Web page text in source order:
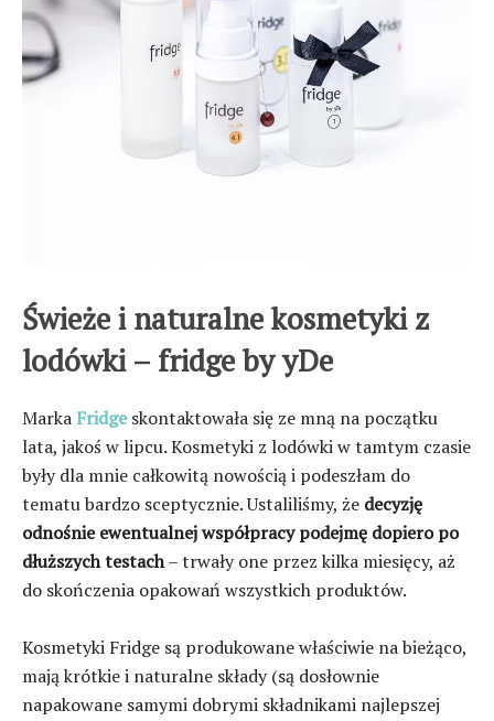
Świeże i naturalne kosmetyki z
lodówki – fridge by yDe
Marka Fridgeskontaktowała się ze mną na początku
lata, jakoś w lipcu. Kosmetyki z lodówki w tamtym czasie
były dla mnie całkowitą nowością i podeszłam do
tematu bardzo sceptycznie. Ustaliliśmy, że decyzję
odnośnie ewentualnej współpracy podejmę dopiero po
dłuższych testach– trwały one przez kilka miesięcy, aż
do skończenia opakowań wszystkich produktów.
Kosmetyki Fridge są produkowane właściwie na bieżąco,
mają krótkie i naturalne składy (są dosłownie
napakowane samymi dobrymi składnikami najlepszej